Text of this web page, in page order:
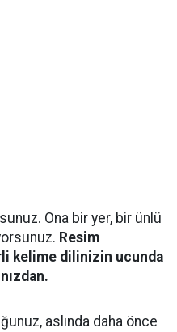
Ona bir yer, bir ünlü
Resim
kelime dilinizin ucunda
aslında daha önce